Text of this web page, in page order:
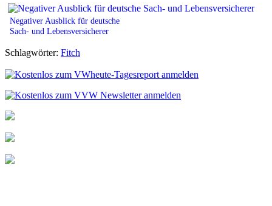
Negativer Ausblick für deutsche
Sach- und Lebensversicherer
Schlagwörter: Fitch